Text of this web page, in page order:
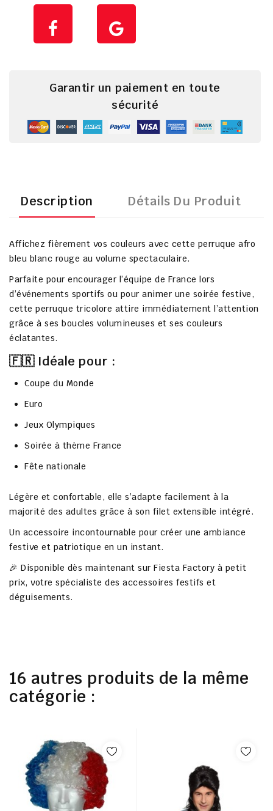
Garantir un paiement en toute
sécurité
Description Détails Du Produit
Affichez fièrement vos couleurs avec cette perruque afro
bleu blanc rouge au volume spectaculaire.
Parfaite pour encourager l’équipe de France lors
d’événements sportifs ou pour animer une soirée festive,
cette perruque tricolore attire immédiatement l’attention
grâce à ses boucles volumineuses et ses couleurs
éclatantes.
🇫🇷 Idéale pour :
Coupe du Monde
Euro
Jeux Olympiques
Soirée à thème France
Fête nationale
Légère et confortable, elle s’adapte facilement à la
majorité des adultes grâce à son filet extensible intégré.
Un accessoire incontournable pour créer une ambiance
festive et patriotique en un instant.
🎉 Disponible dès maintenant sur Fiesta Factory à petit
prix, votre spécialiste des accessoires festifs et
déguisements.
16 autres produits de la même
catégorie :